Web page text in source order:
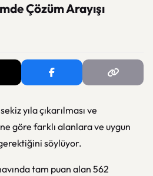
Çözüm Arayışı
yıla çıkarılması ve
göre farklı alanlara ve uygun
söylüyor.
tam puan alan 562